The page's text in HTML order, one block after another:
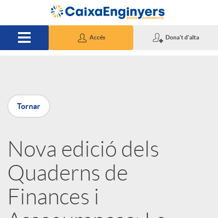
Salta al contingut principal
Accés Dona't d'alta
P
u
b
l
Tornar
Nova edició dels
Quaderns de
Finances i